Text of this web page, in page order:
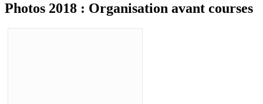
Photos 2018 : Organisation avant courses